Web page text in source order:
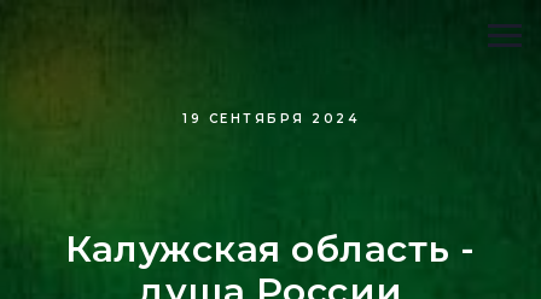
19 СЕНТЯБРЯ 2024
Калужская область -